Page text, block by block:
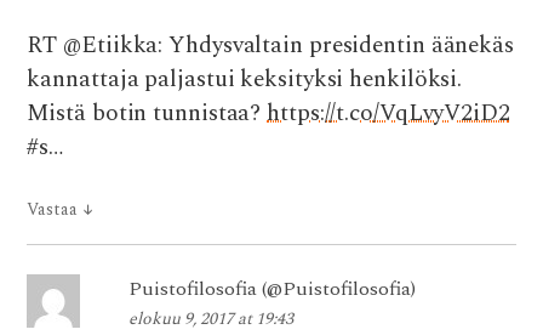
RT @Etiikka: Yhdysvaltain presidentin äänekäs
kannattaja paljastui keksityksi henkilöksi.
Mistä botin tunnistaa?https://t.co/VqLvyV2iD2
#s…
Vastaa ↓
Puistofilosofia (@Puistofilosofia)
elokuu 9, 2017 at 19:43